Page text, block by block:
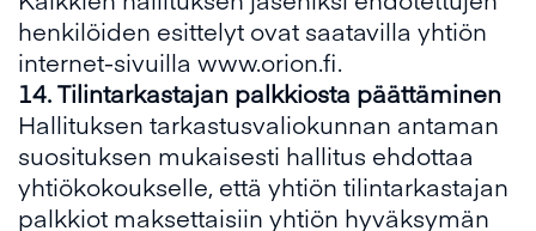
henkilöiden esittelyt ovat saatavilla yhtiön
internet-sivuilla www.orion.fi.
14.Tilintarkastajan palkkiosta päättäminen
Hallituksen tarkastusvaliokunnan antaman
suosituksen mukaisesti hallitus ehdottaa
yhtiökokoukselle, että yhtiön tilintarkastajan
palkkiot maksettaisiin yhtiön hyväksymän